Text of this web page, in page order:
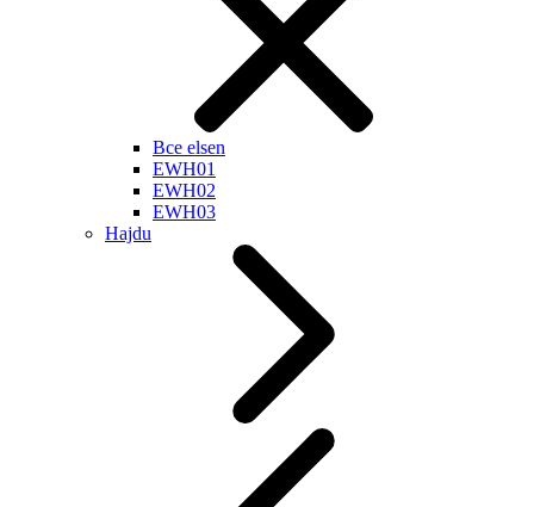
Все elsen
EWH01
EWH02
EWH03
Hajdu